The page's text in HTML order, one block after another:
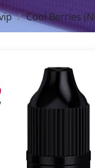
Cool Berries